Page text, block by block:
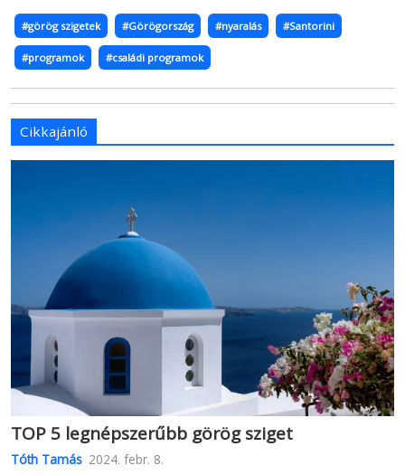
#görög szigetek #Görögország #nyaralás #Santorini
#programok #családi programok
Cikkajánló
TOP 5 legnépszerűbb görög sziget
Tóth Tamás 2024. febr. 8.